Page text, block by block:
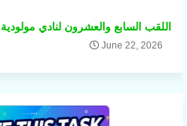
اللقب السابع والعشرون لنادي مولودية
June 22, 2026